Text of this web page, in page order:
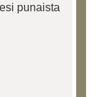
punaista